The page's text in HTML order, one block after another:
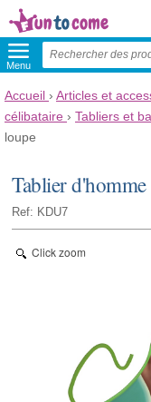
Menu
Accueil › Articles et
célibataire › Tabliers et
loupe
Tablier
Ref: KDU7
Click zoom